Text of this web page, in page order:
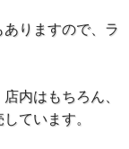
りますので、ラ
内はもちろん、
ています。